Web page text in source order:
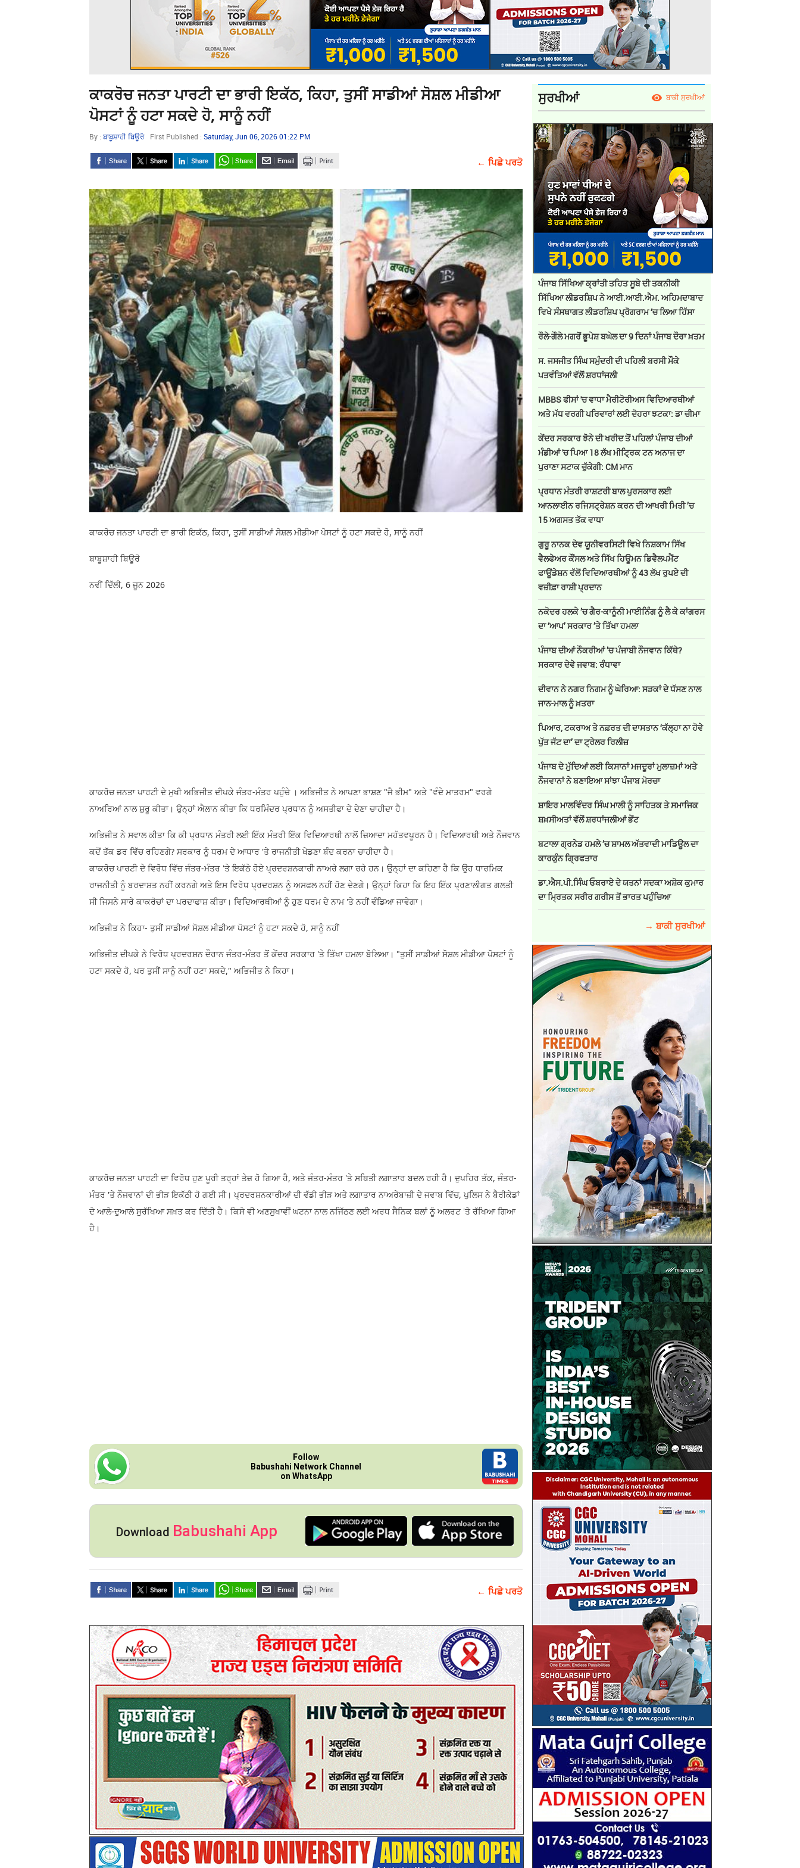
ਕਾਕਰੋਚ ਜਨਤਾ ਪਾਰਟੀ ਦਾ ਭਾਰੀ ਇਕੱਠ, ਕਿਹਾ, ਤੁਸੀਂ ਸਾਡੀਆਂ ਸੋਸ਼ਲ ਮੀਡੀਆ
ਪੋਸਟਾਂ ਨੂੰ ਹਟਾ ਸਕਦੇ ਹੋ, ਸਾਨੂੰ ਨਹੀਂ
By : ਬਾਬੂਸ਼ਾਹੀ ਬਿਊਰੋ First Published : Saturday, Jun 06, 2026 01:22 PM
← ਪਿਛੇ ਪਰਤੋ
ਕਾਕਰੋਚ ਜਨਤਾ ਪਾਰਟੀ ਦਾ ਭਾਰੀ ਇਕੱਠ, ਕਿਹਾ, ਤੁਸੀਂ ਸਾਡੀਆਂ ਸੋਸ਼ਲ ਮੀਡੀਆ ਪੋਸਟਾਂ ਨੂੰ ਹਟਾ ਸਕਦੇ ਹੋ, ਸਾਨੂੰ ਨਹੀਂ
ਬਾਬੂਸ਼ਾਹੀ ਬਿਊਰੋ
ਨਵੀਂ ਦਿੱਲੀ, 6 ਜੂਨ 2026
ਕਾਕਰੋਚ ਜਨਤਾ ਪਾਰਟੀ ਦੇ ਮੁਖੀ ਅਭਿਜੀਤ ਦੀਪਕੇ ਜੰਤਰ-ਮੰਤਰ ਪਹੁੰਚੇ । ਅਭਿਜੀਤ ਨੇ ਆਪਣਾ ਭਾਸ਼ਣ "ਜੈ ਭੀਮ" ਅਤੇ "ਵੰਦੇ ਮਾਤਰਮ" ਵਰਗੇ
ਨਾਅਰਿਆਂ ਨਾਲ ਸ਼ੁਰੂ ਕੀਤਾ। ਉਨ੍ਹਾਂ ਐਲਾਨ ਕੀਤਾ ਕਿ ਧਰਮਿੰਦਰ ਪ੍ਰਧਾਨ ਨੂੰ ਅਸਤੀਫਾ ਦੇ ਦੇਣਾ ਚਾਹੀਦਾ ਹੈ।
ਅਭਿਜੀਤ ਨੇ ਸਵਾਲ ਕੀਤਾ ਕਿ ਕੀ ਪ੍ਰਧਾਨ ਮੰਤਰੀ ਲਈ ਇੱਕ ਮੰਤਰੀ ਇੱਕ ਵਿਦਿਆਰਥੀ ਨਾਲੋਂ ਜ਼ਿਆਦਾ ਮਹੱਤਵਪੂਰਨ ਹੈ। ਵਿਦਿਆਰਥੀ ਅਤੇ ਨੌਜਵਾਨ
ਕਦੋਂ ਤੱਕ ਡਰ ਵਿੱਚ ਰਹਿਣਗੇ? ਸਰਕਾਰ ਨੂੰ ਧਰਮ ਦੇ ਆਧਾਰ 'ਤੇ ਰਾਜਨੀਤੀ ਖੇਡਣਾ ਬੰਦ ਕਰਨਾ ਚਾਹੀਦਾ ਹੈ।
ਕਾਕਰੋਚ ਪਾਰਟੀ ਦੇ ਵਿਰੋਧ ਵਿੱਚ ਜੰਤਰ-ਮੰਤਰ 'ਤੇ ਇਕੱਠੇ ਹੋਏ ਪ੍ਰਦਰਸ਼ਨਕਾਰੀ ਨਾਅਰੇ ਲਗਾ ਰਹੇ ਹਨ। ਉਨ੍ਹਾਂ ਦਾ ਕਹਿਣਾ ਹੈ ਕਿ ਉਹ ਧਾਰਮਿਕ
ਰਾਜਨੀਤੀ ਨੂੰ ਬਰਦਾਸ਼ਤ ਨਹੀਂ ਕਰਨਗੇ ਅਤੇ ਇਸ ਵਿਰੋਧ ਪ੍ਰਦਰਸ਼ਨ ਨੂੰ ਅਸਫਲ ਨਹੀਂ ਹੋਣ ਦੇਣਗੇ। ਉਨ੍ਹਾਂ ਕਿਹਾ ਕਿ ਇਹ ਇੱਕ ਪ੍ਰਣਾਲੀਗਤ ਗਲਤੀ
ਸੀ ਜਿਸਨੇ ਸਾਰੇ ਕਾਕਰੋਚਾਂ ਦਾ ਪਰਦਾਫਾਸ਼ ਕੀਤਾ। ਵਿਦਿਆਰਥੀਆਂ ਨੂੰ ਹੁਣ ਧਰਮ ਦੇ ਨਾਮ 'ਤੇ ਨਹੀਂ ਵੰਡਿਆ ਜਾਵੇਗਾ।
ਅਭਿਜੀਤ ਨੇ ਕਿਹਾ- ਤੁਸੀਂ ਸਾਡੀਆਂ ਸੋਸ਼ਲ ਮੀਡੀਆ ਪੋਸਟਾਂ ਨੂੰ ਹਟਾ ਸਕਦੇ ਹੋ, ਸਾਨੂੰ ਨਹੀਂ
ਅਭਿਜੀਤ ਦੀਪਕੇ ਨੇ ਵਿਰੋਧ ਪ੍ਰਦਰਸ਼ਨ ਦੌਰਾਨ ਜੰਤਰ-ਮੰਤਰ ਤੋਂ ਕੇਂਦਰ ਸਰਕਾਰ 'ਤੇ ਤਿੱਖਾ ਹਮਲਾ ਬੋਲਿਆ। "ਤੁਸੀਂ ਸਾਡੀਆਂ ਸੋਸ਼ਲ ਮੀਡੀਆ ਪੋਸਟਾਂ ਨੂੰ
ਹਟਾ ਸਕਦੇ ਹੋ, ਪਰ ਤੁਸੀਂ ਸਾਨੂੰ ਨਹੀਂ ਹਟਾ ਸਕਦੇ," ਅਭਿਜੀਤ ਨੇ ਕਿਹਾ।
ਕਾਕਰੋਚ ਜਨਤਾ ਪਾਰਟੀ ਦਾ ਵਿਰੋਧ ਹੁਣ ਪੂਰੀ ਤਰ੍ਹਾਂ ਤੇਜ਼ ਹੋ ਗਿਆ ਹੈ, ਅਤੇ ਜੰਤਰ-ਮੰਤਰ 'ਤੇ ਸਥਿਤੀ ਲਗਾਤਾਰ ਬਦਲ ਰਹੀ ਹੈ। ਦੁਪਹਿਰ ਤੱਕ, ਜੰਤਰ-
ਮੰਤਰ 'ਤੇ ਨੌਜਵਾਨਾਂ ਦੀ ਭੀੜ ਇਕੱਠੀ ਹੋ ਗਈ ਸੀ। ਪ੍ਰਦਰਸ਼ਨਕਾਰੀਆਂ ਦੀ ਵੱਡੀ ਭੀੜ ਅਤੇ ਲਗਾਤਾਰ ਨਾਅਰੇਬਾਜ਼ੀ ਦੇ ਜਵਾਬ ਵਿੱਚ, ਪੁਲਿਸ ਨੇ ਬੈਰੀਕੇਡਾਂ
ਦੇ ਆਲੇ-ਦੁਆਲੇ ਸੁਰੱਖਿਆ ਸਖ਼ਤ ਕਰ ਦਿੱਤੀ ਹੈ। ਕਿਸੇ ਵੀ ਅਣਸੁਖਾਵੀਂ ਘਟਨਾ ਨਾਲ ਨਜਿੱਠਣ ਲਈ ਅਰਧ ਸੈਨਿਕ ਬਲਾਂ ਨੂੰ ਅਲਰਟ 'ਤੇ ਰੱਖਿਆ ਗਿਆ
ਹੈ।
Follow
Babushahi Network Channel
on WhatsApp
Download Babushahi App
← ਪਿਛੇ ਪਰਤੋ
ਸੁਰਖੀਆਂ ਬਾਕੀ ਸੁਰਖੀਆਂ
ਪੰਜਾਬ ਸਿੱਖਿਆ ਕ੍ਰਾਂਤੀ ਤਹਿਤ ਸੂਬੇ ਦੀ ਤਕਨੀਕੀ
ਸਿੱਖਿਆ ਲੀਡਰਸ਼ਿਪ ਨੇ ਆਈ.ਆਈ.ਐਮ. ਅਹਿਮਦਾਬਾਦ
ਵਿਖੇ ਸੰਸਥਾਗਤ ਲੀਡਰਸ਼ਿਪ ਪ੍ਰੋਗਰਾਮ ‘ਚ ਲਿਆ ਹਿੱਸਾ
ਰੌਲੇ-ਗੌਲੇ ਮਗਰੋਂ ਭੂਪੇਸ਼ ਬਘੇਲ ਦਾ 9 ਦਿਨਾਂ ਪੰਜਾਬ ਦੌਰਾ ਖ਼ਤਮ
ਸ. ਜਸਜੀਤ ਸਿੰਘ ਸਮੁੰਦਰੀ ਦੀ ਪਹਿਲੀ ਬਰਸੀ ਮੌਕੇ
ਪਤਵੰਤਿਆਂ ਵੱਲੋਂ ਸ਼ਰਧਾਂਜਲੀ
MBBS ਫੀਸਾਂ 'ਚ ਵਾਧਾ ਮੈਰੀਟੋਰੀਅਸ ਵਿਦਿਆਰਥੀਆਂ
ਅਤੇ ਮੱਧ ਵਰਗੀ ਪਰਿਵਾਰਾਂ ਲਈ ਦੋਹਰਾ ਝਟਕਾ: ਡਾ ਚੀਮਾ
ਕੇਂਦਰ ਸਰਕਾਰ ਝੋਨੇ ਦੀ ਖਰੀਦ ਤੋਂ ਪਹਿਲਾਂ ਪੰਜਾਬ ਦੀਆਂ
ਮੰਡੀਆਂ 'ਚ ਪਿਆ 18 ਲੱਖ ਮੀਟ੍ਰਿਕ ਟਨ ਅਨਾਜ ਦਾ
ਪੁਰਾਣਾ ਸਟਾਕ ਚੁੱਕੇਗੀ: CM ਮਾਨ
ਪ੍ਰਧਾਨ ਮੰਤਰੀ ਰਾਸ਼ਟਰੀ ਬਾਲ ਪੁਰਸਕਾਰ ਲਈ
ਆਨਲਾਈਨ ਰਜਿਸਟ੍ਰੇਸ਼ਨ ਕਰਨ ਦੀ ਆਖਰੀ ਮਿਤੀ ’ਚ
15 ਅਗਸਤ ਤੱਕ ਵਾਧਾ
ਗੁਰੂ ਨਾਨਕ ਦੇਵ ਯੂਨੀਵਰਸਿਟੀ ਵਿਖੇ ਨਿਸ਼ਕਾਮ ਸਿੱਖ
ਵੈਲਫੇਅਰ ਕੌਂਸਲ ਅਤੇ ਸਿੱਖ ਹਿਊਮਨ ਡਿਵੈਲਪਮੈਂਟ
ਫਾਊਂਡੇਸ਼ਨ ਵੱਲੋਂ ਵਿਦਿਆਰਥੀਆਂ ਨੂੰ 43 ਲੱਖ ਰੁਪਏ ਦੀ
ਵਜ਼ੀਫ਼ਾ ਰਾਸ਼ੀ ਪ੍ਰਦਾਨ
ਨਕੋਦਰ ਹਲਕੇ ’ਚ ਗੈਰ-ਕਾਨੂੰਨੀ ਮਾਈਨਿੰਗ ਨੂੰ ਲੈ ਕੇ ਕਾਂਗਰਸ
ਦਾ ‘ਆਪ’ ਸਰਕਾਰ ’ਤੇ ਤਿੱਖਾ ਹਮਲਾ
ਪੰਜਾਬ ਦੀਆਂ ਨੌਕਰੀਆਂ ’ਚ ਪੰਜਾਬੀ ਨੌਜਵਾਨ ਕਿੱਥੇ?
ਸਰਕਾਰ ਦੇਵੇ ਜਵਾਬ: ਰੰਧਾਵਾ
ਦੀਵਾਨ ਨੇ ਨਗਰ ਨਿਗਮ ਨੂੰ ਘੇਰਿਆ: ਸੜਕਾਂ ਦੇ ਧੱਸਣ ਨਾਲ
ਜਾਨ-ਮਾਲ ਨੂੰ ਖ਼ਤਰਾ
ਪਿਆਰ, ਟਕਰਾਅ ਤੇ ਨਫ਼ਰਤ ਦੀ ਦਾਸਤਾਨ ‘ਕੱਲ੍ਹਾ ਨਾ ਹੋਵੇ
ਪੁੱਤ ਜੱਟ ਦਾ’ ਦਾ ਟ੍ਰੇਲਰ ਰਿਲੀਜ਼
ਪੰਜਾਬ ਦੇ ਮੁੱਦਿਆਂ ਲਈ ਕਿਸਾਨਾਂ ਮਜਦੂਰਾਂ ਮੁਲਾਜ਼ਮਾਂ ਅਤੇ
ਨੌਜਵਾਨਾਂ ਨੇ ਬਣਾਇਆ ਸਾਂਝਾ ਪੰਜਾਬ ਮੋਰਚਾ
ਸ਼ਾਇਰ ਮਾਲਵਿੰਦਰ ਸਿੰਘ ਮਾਲੀ ਨੂੰ ਸਾਹਿਤਕ ਤੇ ਸਮਾਜਿਕ
ਸ਼ਖ਼ਸੀਅਤਾਂ ਵੱਲੋਂ ਸ਼ਰਧਾਂਜਲੀਆਂ ਭੇਂਟ
ਬਟਾਲਾ ਗ੍ਰਨੇਡ ਹਮਲੇ ’ਚ ਸ਼ਾਮਲ ਅੱਤਵਾਦੀ ਮਾਡਿਊਲ ਦਾ
ਕਾਰਕੁੰਨ ਗ੍ਰਿਫਤਾਰ
ਡਾ.ਐਸ.ਪੀ.ਸਿੰਘ ਓਬਰਾਏ ਦੇ ਯਤਨਾਂ ਸਦਕਾ ਅਸ਼ੋਕ ਕੁਮਾਰ
ਦਾ ਮ੍ਰਿਤਕ ਸਰੀਰ ਗਰੀਸ ਤੋਂ ਭਾਰਤ ਪਹੁੰਚਿਆ
→ ਬਾਕੀ ਸੁਰਖੀਆਂ